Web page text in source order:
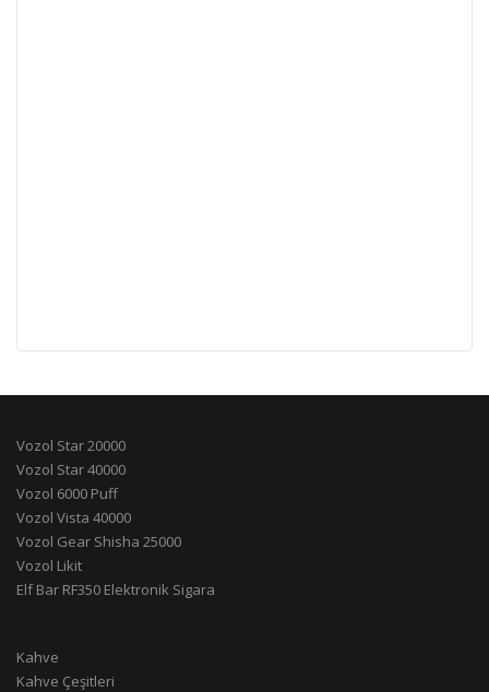
Vozol Star 20000
Vozol Star 40000
Vozol 6000 Puff
Vozol Vista 40000
Vozol Gear Shisha 25000
Vozol Likit
Elf Bar RF350 Elektronik Sigara
Kahve
Kahve Çeşitleri